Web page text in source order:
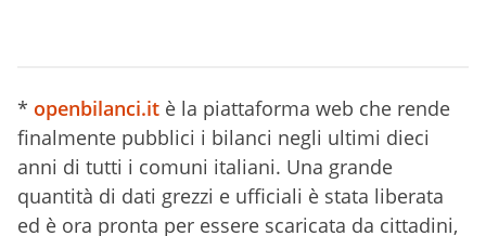
* openbilanci.it è la piattaforma web che rende
finalmente pubblici i bilanci negli ultimi dieci
anni di tutti i comuni italiani. Una grande
quantità di dati grezzi e ufficiali è stata liberata
ed è ora pronta per essere scaricata da cittadini,